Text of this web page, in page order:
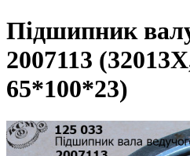
Підшипник
2007113
65*100*23)